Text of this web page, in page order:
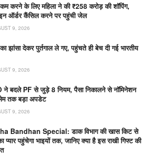
करने के लिए महिला ने की ₹258 करोड़ की शॉपिंग,
ऑर्डर कैंसिल करने पर पहुंची जेल
9, 2026
झांसा देकर पुर्तगाल ले गए, पहुंचते ही बेच दी गई भारतीय
9, 2026
ने बदले PF से जुड़े 8 नियम, पैसा निकालने से नॉमिनेशन
तक बड़ा अपडेट
9, 2026
Bandhan Special: डाक विभाग की खास किट से
प्यार पहुंचेगा भाइयों तक, जानिए क्या है इस राखी गिफ्ट की